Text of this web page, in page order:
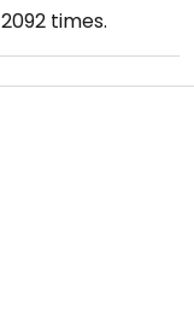
2092 times.